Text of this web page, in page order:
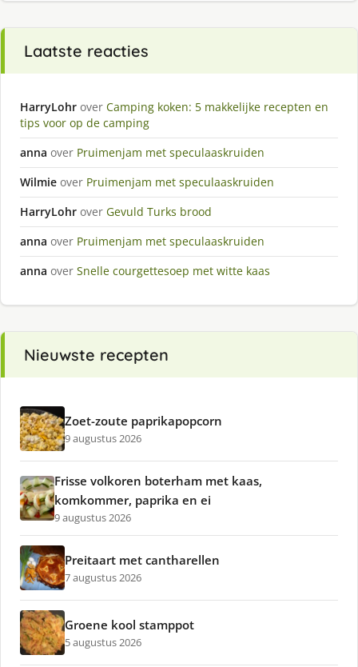
Laatste reacties
HarryLohr over Camping koken: 5 makkelijke recepten en
tips voor op de camping
anna over Pruimenjam met speculaaskruiden
Wilmie over Pruimenjam met speculaaskruiden
HarryLohr over Gevuld Turks brood
anna over Pruimenjam met speculaaskruiden
anna over Snelle courgettesoep met witte kaas
Nieuwste recepten
Zoet-zoute paprikapopcorn
9 augustus 2026
Frisse volkoren boterham met kaas,
komkommer, paprika en ei
9 augustus 2026
Preitaart met cantharellen
7 augustus 2026
Groene kool stamppot
5 augustus 2026